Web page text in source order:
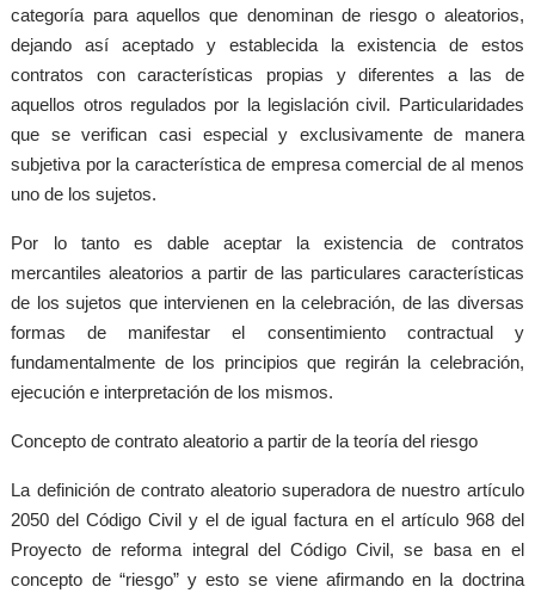
categoría para aquellos que denominan de riesgo o aleatorios,
dejando así aceptado y establecida la existencia de estos
contratos con características propias y diferentes a las de
aquellos otros regulados por la legislación civil. Particularidades
que se verifican casi especial y exclusivamente de manera
subjetiva por la característica de empresa comercial de al menos
uno de los sujetos.
Por lo tanto es dable aceptar la existencia de contratos
mercantiles aleatorios a partir de las particulares características
de los sujetos que intervienen en la celebración, de las diversas
formas de manifestar el consentimiento contractual y
fundamentalmente de los principios que regirán la celebración,
ejecución e interpretación de los mismos.
Concepto de contrato aleatorio a partir de la teoría del riesgo
La definición de contrato aleatorio superadora de nuestro artículo
2050 del Código Civil y el de igual factura en el artículo 968 del
Proyecto de reforma integral del Código Civil, se basa en el
concepto de “riesgo” y esto se viene afirmando en la doctrina